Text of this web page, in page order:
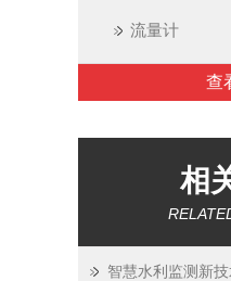
流量计
查
相
智慧水利监测新